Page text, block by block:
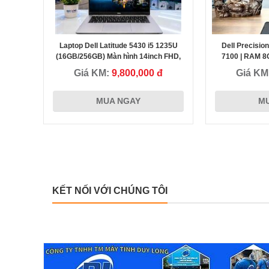
Laptop Dell Latitude 5430 i5 1235U
(16GB/256GB) Màn hình 14inch FHD,
Máy đẹp, Giá Tốt
Giá KM: 9,800,000 đ
MUA NGAY
Dell
7100 | RAM
HDD - Máy
Giá
Chị Trân - Nha Trang Khánh Hòa
từ hành động nói thẳng vào vấn đề khi cung cấp máy tính
KẾT NỐI VỚI CHÚNG TÔI